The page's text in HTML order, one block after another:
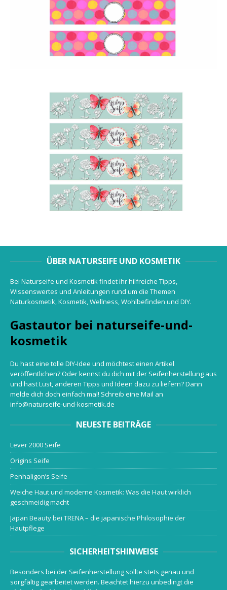
ÜBER NATURSEIFE UND KOSMETIK
Bei Naturseife und Kosmetik findet ihr hilfreiche Tipps,
Wissenswertes und Anleitungen rund um die Themen
Naturkosmetik, Kosmetik, Wellness, Wohlbefinden und DIY.
Gastautor bei naturseife-und-
kosmetik
Du hast eine tolle DIY-Idee und möchtest einen Artikel
veröffentlichen? Oder kennst du dich mit der Seifenherstellung aus
und hast Lust, anderen Tipps und Ideen dazu zu liefern? Dann
melde dich doch einfach mal! Schreib eine Mail an
info@naturseife-und-kosmetik.de
NEUESTE BEITRÄGE
Lever 2000 Seife
Origins Seife
Penhaligon’s Seife
Weiche Haut und moderne Kosmetik: Was die Haut wirklich
geschmeidig macht
Japan Beauty bei TRENA – die japanische Philosophie der
Hautpflege
SICHERHEITSHINWEISE
Besonders bei der Seifenherstellung sollte stets genau und
sorgfältig gearbeitet werden. Beachtet hierzu unbedingt die